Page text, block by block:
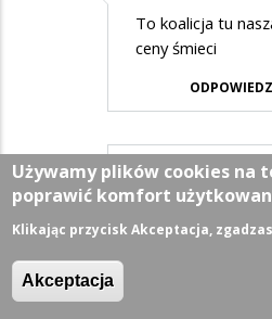
To koalicja tu
ceny śmieci
ODPOWIEDZ
MIESZKANIEC
02/11/2024 Bardzo
Bardzo prosimy
Używamy plików cookies na
poprawić komfort
Klikając przycisk Akceptacja,
Akceptacja